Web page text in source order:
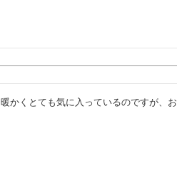
暖かくとても気に入っているのですが、